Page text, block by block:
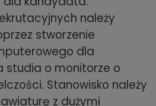
należy
stworzenie
dla
studia o monitorze o
Stanowisko należy
z dużymi